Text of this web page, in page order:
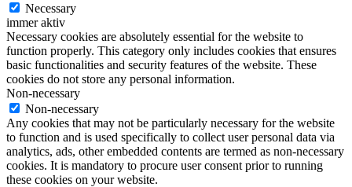
Necessary
immer aktiv
Necessary cookies are absolutely essential for the website to
function properly. This category only includes cookies that ensures
basic functionalities and security features of the website. These
cookies do not store any personal information.
Non-necessary
Non-necessary
Any cookies that may not be particularly necessary for the website
to function and is used specifically to collect user personal data via
analytics, ads, other embedded contents are termed as non-necessary
cookies. It is mandatory to procure user consent prior to running
these cookies on your website.